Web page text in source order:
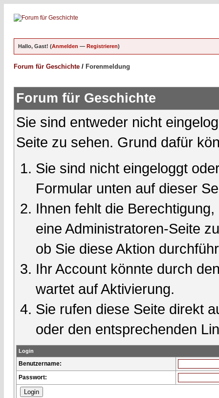
Hallo, Gast! (Anmelden — Registrieren)
Forum für Geschichte / Forenmeldung
Forum für Geschichte
Sie sind entweder nicht
Seite zu sehen. Grund dafür
Sie sind nicht eingeloggt
Formular unten auf dieser
Ihnen fehlt die
eine Administratoren-Seite
ob Sie diese Aktion
Ihr Account könnte durch
wartet auf Aktivierung.
Sie rufen diese Seite direkt
oder den entsprechenden
Login
Benutzername:
Passwort: